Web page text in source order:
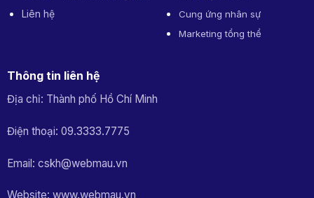
Liên hệ
Cung ứng nhân sự
Marketing tổng thể
Thông tin liên hệ
Địa chỉ: Thành phố Hồ Chí Minh
Điện thoại: 09.3333.7775
Email: cskh@webmau.vn
Website: www.webmau.vn